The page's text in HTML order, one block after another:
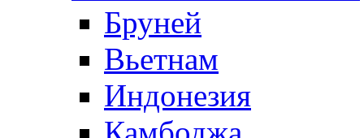
Бруней
Вьетнам
Индонезия